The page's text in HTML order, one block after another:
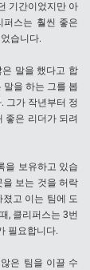
기간이었지만 아
퍼스는 훨씬 좋은
습니다.
말을 했다고 합
말을 하는 그를 봅
그가 작년부터 정
좋은 리더가 되려
을 보유하고 있습
을 보는 것을 허락
고 이는 팀에 도
, 클리퍼스는 3번
필요합니다.
은 팀을 이끌 수